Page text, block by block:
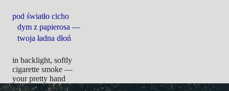
pod światło cicho
dym z papierosa —
twoja ładna dłoń
in backlight, softly
cigarette smoke —
your pretty hand